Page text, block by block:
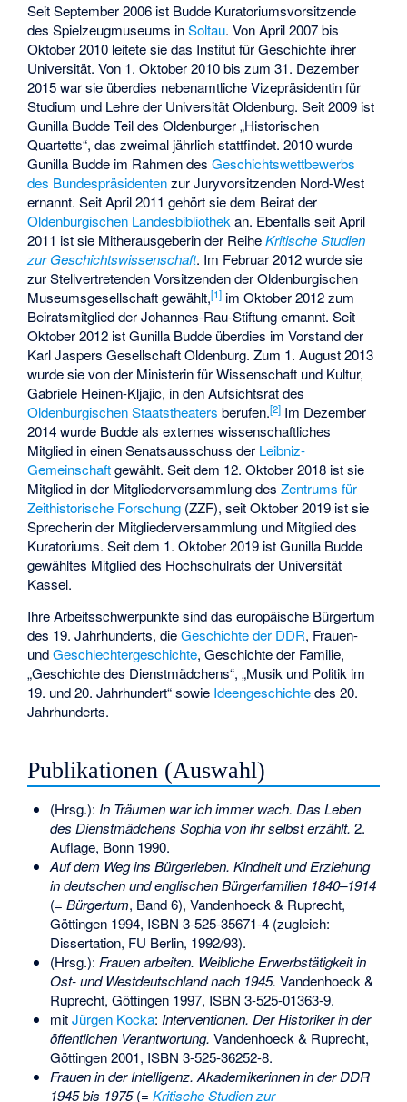
Seit September 2006 ist Budde Kuratoriumsvorsitzende
desSpielzeugmuseums inSoltau. Von April 2007 bis
Oktober 2010 leitete sie das Institut für Geschichte ihrer
Universität. Von 1. Oktober 2010 bis zum 31. Dezember
2015 war sie überdies nebenamtliche Vizepräsidentin für
Studium und Lehre der Universität Oldenburg. Seit 2009 ist
Gunilla Budde Teil des Oldenburger „Historischen
Quartetts“, das zweimal jährlich stattfindet. 2010 wurde
Gunilla Budde im Rahmen desGeschichtswettbewerbs
des Bundespräsidentenzur Juryvorsitzenden Nord-West
ernannt. Seit April 2011 gehört sie dem Beirat der
Oldenburgischen Landesbibliothekan. Ebenfalls seit April
2011 ist sie Mitherausgeberin der ReiheKritische Studien
zur Geschichtswissenschaft. Im Februar 2012 wurde sie
zur Stellvertretenden Vorsitzenden der Oldenburgischen
Museumsgesellschaft gewählt,[1] im Oktober 2012 zum
Beiratsmitglied derJohannes-Rau-Stiftungernannt. Seit
Oktober 2012 ist Gunilla Budde überdies im Vorstand der
Karl Jaspers Gesellschaft Oldenburg. Zum 1. August 2013
wurde sie von der Ministerin für Wissenschaft und Kultur,
Gabriele Heinen-Kljajic, in den Aufsichtsrat des
Oldenburgischen Staatstheaters berufen.[2] Im Dezember
2014 wurde Budde als externes wissenschaftliches
Mitglied in einen Senatsausschuss der Leibniz-
Gemeinschaftgewählt. Seit dem 12. Oktober 2018 ist sie
Mitglied in der Mitgliederversammlung desZentrums für
Zeithistorische Forschung (ZZF), seit Oktober 2019 ist sie
Sprecherin der Mitgliederversammlung und Mitglied des
Kuratoriums. Seit dem 1. Oktober 2019 ist Gunilla Budde
gewähltes Mitglied des Hochschulrats der Universität
Kassel.
Ihre Arbeitsschwerpunkte sind das europäische Bürgertum
des 19. Jahrhunderts, dieGeschichte der DDR, Frauen-
undGeschlechtergeschichte,Geschichte der Familie,
„Geschichte des Dienstmädchens“, „Musik und Politik im
19. und 20. Jahrhundert“ sowie Ideengeschichtedes 20.
Jahrhunderts.
Publikationen (Auswahl)
(Hrsg.): In Träumen war ich immer wach. Das Leben
des Dienstmädchens Sophia von ihr selbst erzählt. 2.
Auflage, Bonn 1990.
Auf dem Weg ins Bürgerleben. Kindheit und Erziehung
in deutschen und englischen Bürgerfamilien 1840–1914
(= Bürgertum, Band 6), Vandenhoeck & Ruprecht,
Göttingen 1994, ISBN 3-525-35671-4(zugleich:
Dissertation, FU Berlin, 1992/93).
(Hrsg.): Frauen arbeiten. Weibliche Erwerbstätigkeit in
Ost- und Westdeutschland nach 1945. Vandenhoeck &
Ruprecht, Göttingen 1997, ISBN 3-525-01363-9.
mitJürgen Kocka: Interventionen. Der Historiker in der
öffentlichen Verantwortung. Vandenhoeck & Ruprecht,
Göttingen 2001, ISBN 3-525-36252-8.
Frauen in der Intelligenz. Akademikerinnen in der DDR
1945 bis 1975(= Kritische Studien zur